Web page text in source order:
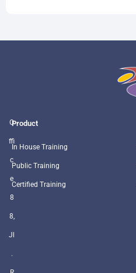
O
ffi
c
e
8
8,
Jl
.
Product
In House Training
Public Training
Certified Training